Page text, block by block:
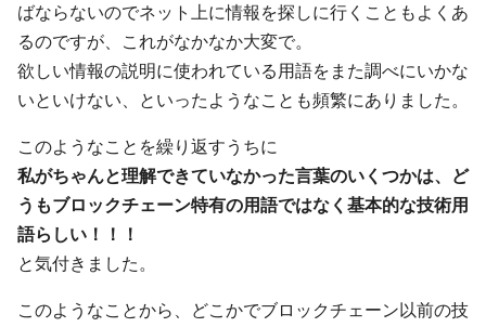
ばならないのでネット上に情報を探しに行くこともよくあ
るのですが、これがなかなか大変で。
欲しい情報の説明に使われている用語をまた調べにいかな
いといけない、といったようなことも頻繁にありました。
このようなことを繰り返すうちに
私がちゃんと理解できていなかった言葉のいくつかは、ど
うもブロックチェーン特有の用語ではなく基本的な技術用
語らしい！！！
と気付きました。
このようなことから、どこかでブロックチェーン以前の技